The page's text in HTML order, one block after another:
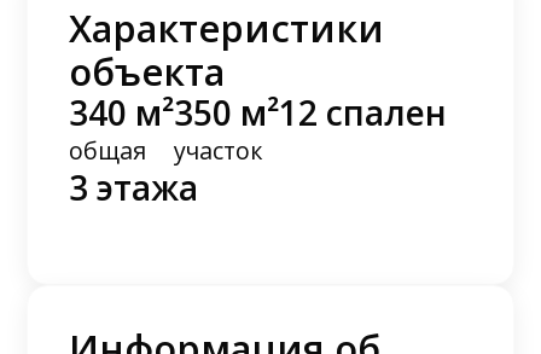
Характеристики
объекта
340 м²
общая
350 м²
участок
12 спален
3 этажа